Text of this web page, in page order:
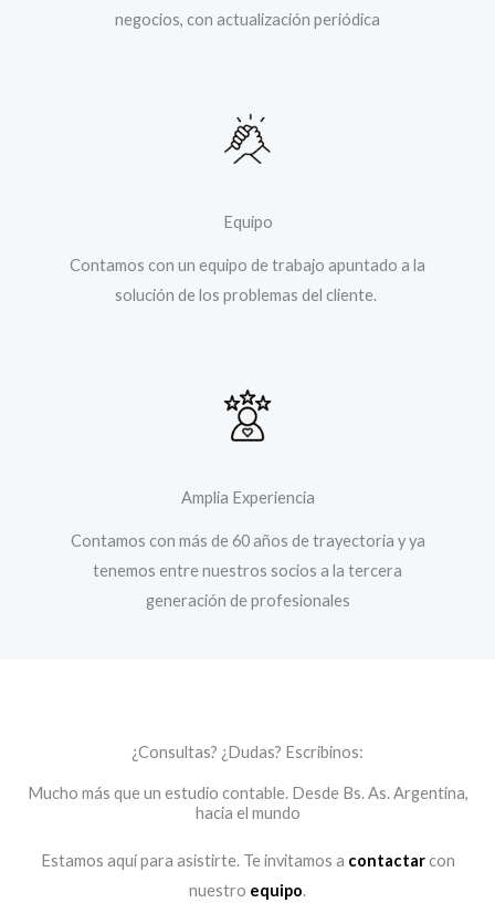
negocios, con actualización periódica
Equipo
Contamos con un equipo de trabajo apuntado a la
solución de los problemas del cliente. ​
Amplia Experiencia
Contamos con más de 60 años de trayectoria y ya
tenemos entre nuestros socios a la tercera
generación de profesionales
¿Consultas? ¿Dudas? Escribinos:
Mucho más que un estudio contable. Desde Bs. As. Argentina,
hacia el mundo
Estamos aquí para asistirte. Te invitamos a contactar con
nuestro equipo.